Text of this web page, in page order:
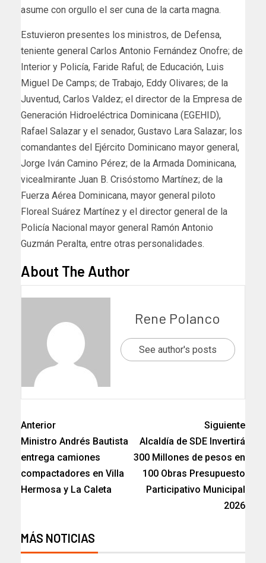
asume con orgullo el ser cuna de la carta magna.
Estuvieron presentes los ministros, de Defensa,
teniente general Carlos Antonio Fernández Onofre; de
Interior y Policía, Faride Raful; de Educación, Luis
Miguel De Camps; de Trabajo, Eddy Olivares; de la
Juventud, Carlos Valdez; el director de la Empresa de
Generación Hidroeléctrica Dominicana (EGEHID),
Rafael Salazar y el senador, Gustavo Lara Salazar; los
comandantes del Ejército Dominicano mayor general,
Jorge Iván Camino Pérez; de la Armada Dominicana,
vicealmirante Juan B. Crisóstomo Martínez; de la
Fuerza Aérea Dominicana, mayor general piloto
Floreal Suárez Martínez y el director general de la
Policía Nacional mayor general Ramón Antonio
Guzmán Peralta, entre otras personalidades.
About The Author
Rene Polanco
See author's posts
Anterior
Ministro Andrés Bautista
entrega camiones
compactadores en Villa
Hermosa y La Caleta
Siguiente
Alcaldía de SDE Invertirá
300 Millones de pesos en
100 Obras Presupuesto
Participativo Municipal
2026
MÁS NOTICIAS